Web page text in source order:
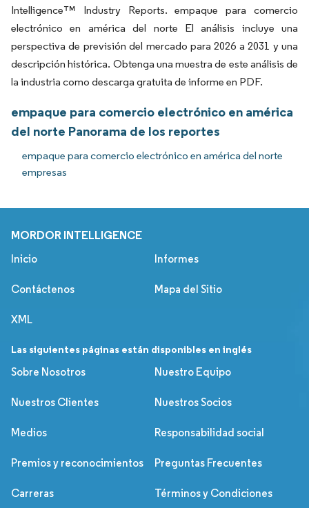
Intelligence™ Industry Reports. empaque para comercio
electrónico en américa del norte El análisis incluye una
perspectiva de previsión del mercado para 2026 a 2031 y una
descripción histórica. Obtenga una muestra de este análisis de
la industria como descarga gratuita de informe en PDF.
empaque para comercio electrónico en américa
del norte Panorama de los reportes
empaque para comercio electrónico en américa del norte
empresas
MORDOR INTELLIGENCE
Inicio Informes
Contáctenos Mapa del Sitio
XML
Las siguientes páginas están disponibles en inglés
Sobre Nosotros
Nuestro Equipo
Nuestros Clientes Nuestros Socios
Medios Responsabilidad social
Premios y reconocimientos Preguntas Frecuentes
Carreras Términos y Condiciones